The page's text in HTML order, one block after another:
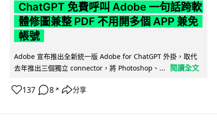
ChatGPT 免費呼叫 Adobe 一句話跨軟
體修圖兼整 PDF 不用開多個 APP 兼免
帳號
Adobe 宣布推出全新統一版 Adobe for ChatGPT 外掛，取代
去年推出三個獨立 connector，將 Photoshop、...
閱讀全文
137 8 ↗ 分享